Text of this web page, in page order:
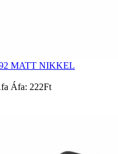
MATT NIKKEL
Áfa: 222Ft